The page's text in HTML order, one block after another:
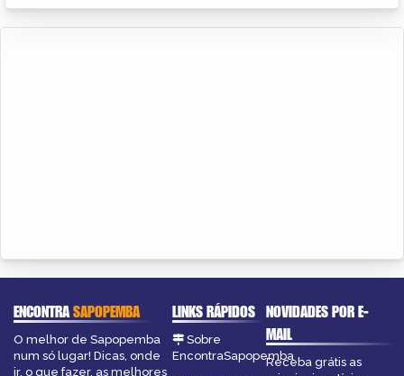
ENCONTRASAPOPEMBA
O melhor de Sapopemba
num só lugar! Dicas, onde
ir, o que fazer, as melhores
LINKS RÁPIDOS
Sobre
EncontraSapopemba
NOVIDADES POR E-
MAIL
Receba grátis as